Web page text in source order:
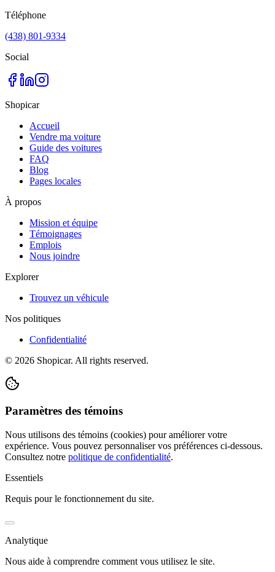
Téléphone
(438) 801-9334
Social
Shopicar
Accueil
Vendre ma voiture
Guide des voitures
FAQ
Blog
Pages locales
À propos
Mission et équipe
Témoignages
Emplois
Nous joindre
Explorer
Trouvez un véhicule
Nos politiques
Confidentialité
© 2026 Shopicar. All rights reserved.
Paramètres des témoins
Nous utilisons des témoins (cookies) pour améliorer votre
expérience. Vous pouvez personnaliser vos préférences ci-dessous.
Consultez notre politique de confidentialité.
Essentiels
Requis pour le fonctionnement du site.
Analytique
Nous aide à comprendre comment vous utilisez le site.